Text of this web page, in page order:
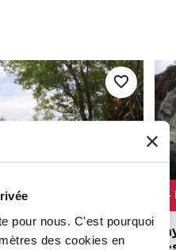
pour nous. C'est pourquoi
des cookies en
1 - 3 HEURES
Aventure en kayak et
favorite_border